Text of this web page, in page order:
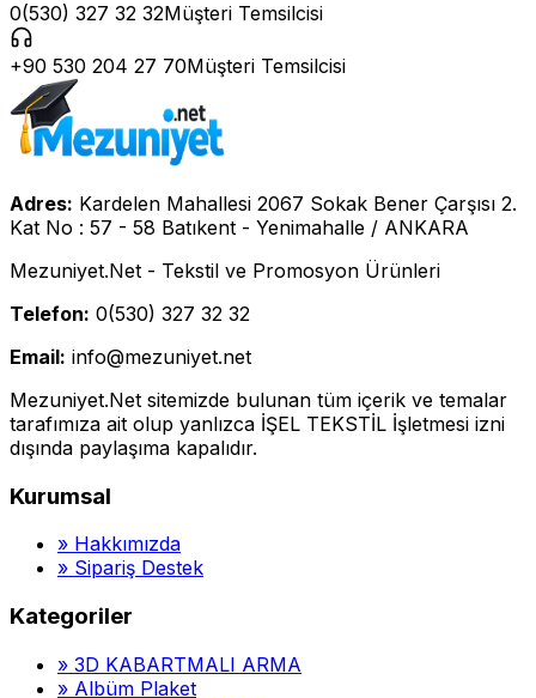
0(530) 327 32 32Müşteri Temsilcisi
+90 530 204 27 70Müşteri Temsilcisi
Adres: Kardelen Mahallesi 2067 Sokak Bener Çarşısı 2.
Kat No : 57 - 58 Batıkent - Yenimahalle / ANKARA
Mezuniyet.Net - Tekstil ve Promosyon Ürünleri
Telefon: 0(530) 327 32 32
Email: info@mezuniyet.net
Mezuniyet.Net sitemizde bulunan tüm içerik ve temalar
tarafımıza ait olup yanlızca İŞEL TEKSTİL İşletmesi izni
dışında paylaşıma kapalıdır.
Kurumsal
» Hakkımızda
» Sipariş Destek
Kategoriler
» 3D KABARTMALI ARMA
» Albüm Plaket